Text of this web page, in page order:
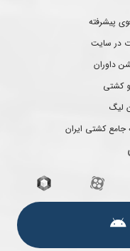
پیشرفته
در سایت
داوران
کشتی
لیگ
جامع کشتی ایران